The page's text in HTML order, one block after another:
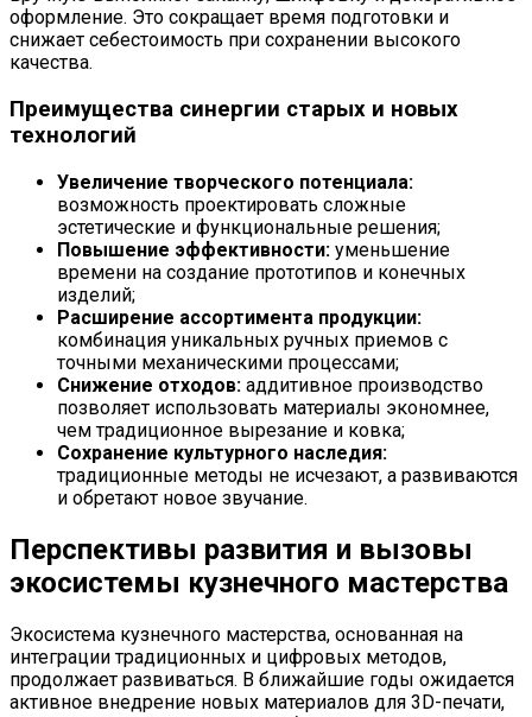
оформление. Это сокращает время подготовки и
снижает себестоимость при сохранении высокого
качества.
Преимущества синергии старых и новых
технологий
Увеличение творческого потенциала:
возможность проектировать сложные
эстетические и функциональные решения;
Повышение эффективности: уменьшение
времени на создание прототипов и конечных
изделий;
Расширение ассортимента продукции:
комбинация уникальных ручных приемов с
точными механическими процессами;
Снижение отходов: аддитивное производство
позволяет использовать материалы экономнее,
чем традиционное вырезание и ковка;
Сохранение культурного наследия:
традиционные методы не исчезают, а развиваются
и обретают новое звучание.
Перспективы развития и вызовы
экосистемы кузнечного мастерства
Экосистема кузнечного мастерства, основанная на
интеграции традиционных и цифровых методов,
продолжает развиваться. В ближайшие годы ожидается
активное внедрение новых материалов для 3D-печати,